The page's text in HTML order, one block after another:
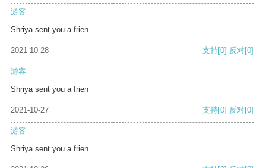
游客
Shriya sent you a frien
2021-10-28 支持[0] 反对[0]
游客
Shriya sent you a frien
2021-10-27 支持[0] 反对[0]
游客
Shriya sent you a frien